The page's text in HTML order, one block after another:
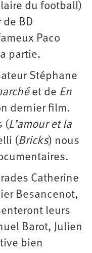
du football)
BD
Paco
partie.
Stéphane
et de En
dernier film.
(L’amour et la
(Bricks) nous
Catherine
Besancenot,
leurs
Barot, Julien
bien